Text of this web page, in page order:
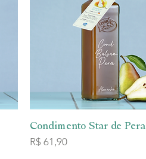
Visualização rápida
Condimento Star de Pera
Preço
R$ 61,90